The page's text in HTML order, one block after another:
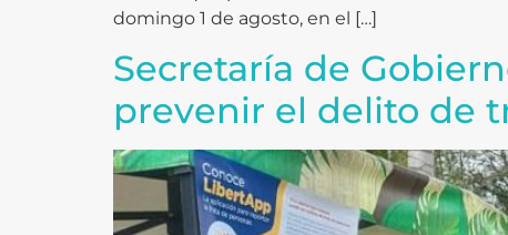
domingo 1 de agosto, en el […]
Secretaría de
prevenir el delito de